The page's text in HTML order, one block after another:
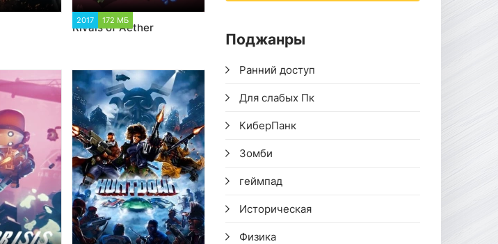
2017 172 МБ
Rivals of Aether
Поджанры
Ранний доступ
Для слабых Пк
КиберПанк
Зомби
геймпад
Историческая
Физика